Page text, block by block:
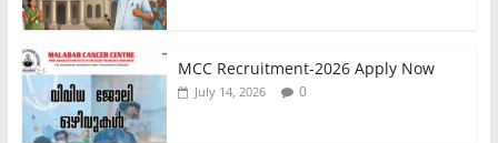
MCC Recruitment-2026 Apply Now
July 14, 2026 0